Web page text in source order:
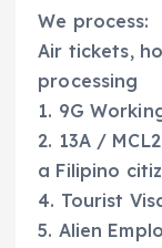
We process:
Air tickets,
processing
1. 9G
2. 13A /
a Filipino
4. Tourist
5. Alien